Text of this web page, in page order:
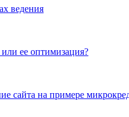
ведения
ее оптимизация?
сайта на примере